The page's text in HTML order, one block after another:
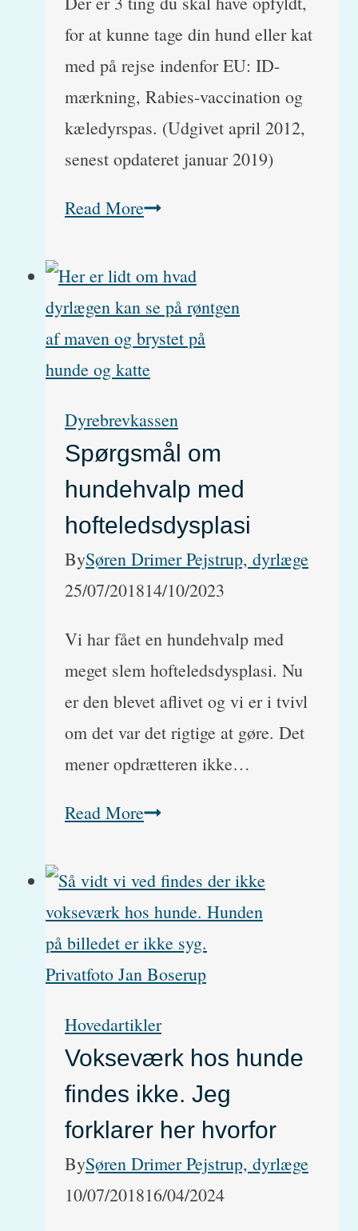
for at kunne tage din hund eller kat
med på rejse indenfor EU: ID-
mærkning, Rabies-vaccination og
kæledyrspas. (Udgivet april 2012,
senest opdateret januar 2019)
Read MoreRegler
rejse
med
hunde
og
i
lande
indenfor
EU
Dyrebrevkassen
Spørgsmål om
hundehvalp med
hofteledsdysplasi
BySøren Drimer Pejstrup, dyrlæge
25/07/201814/10/2023
Vi har fået en hundehvalp med
meget slem hofteledsdysplasi. Nu
er den blevet aflivet og vi er i tvivl
om det var det rigtige at gøre. Det
mener opdrætteren ikke…
Read MoreSpørgsmål
hundehvalp
med
hofteledsdysplasi
Hovedartikler
Vokseværk hos hunde
findes ikke. Jeg
forklarer her hvorfor
BySøren Drimer Pejstrup, dyrlæge
10/07/201816/04/2024